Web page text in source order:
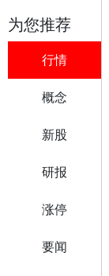
为您推荐
行情
概念
新股
研报
涨停
要闻